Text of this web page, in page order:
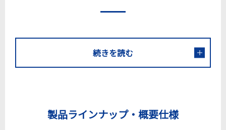
続きを読む
製品ラインナップ・概要仕様